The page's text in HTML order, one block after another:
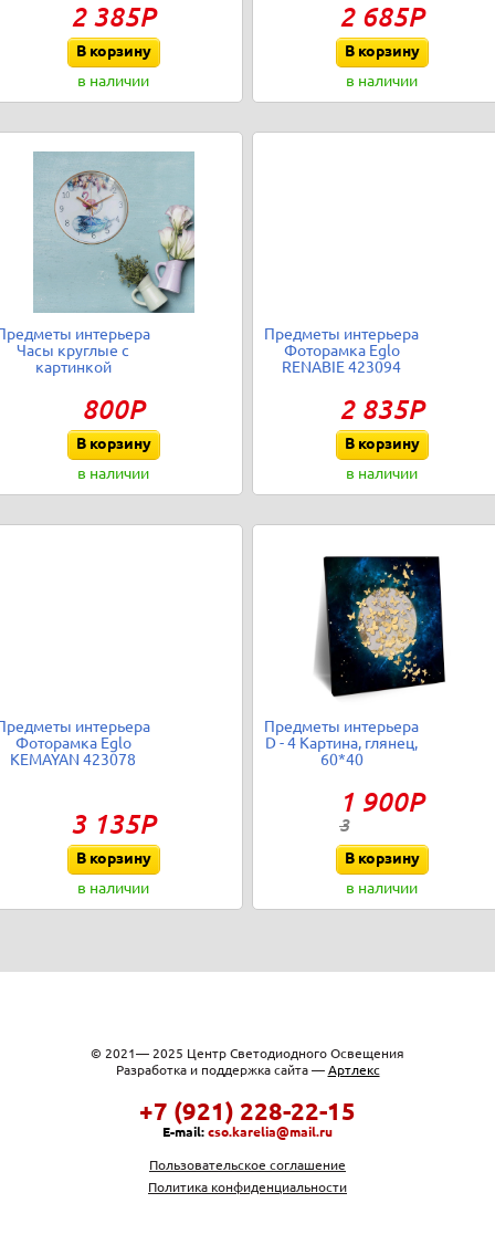
2 385Р
В корзину
в наличии
2 685Р
В корзину
в наличии
интерьера
Часы круглые с
картинкой
800Р
В корзину
в наличии
Предметы интерьера
Фоторамка Eglo
RENABIE 423094
2 835Р
В корзину
в наличии
интерьера
Фоторамка Eglo
KEMAYAN 423078
3 135Р
В корзину
в наличии
Предметы интерьера
D - 4 Картина, глянец,
60*40
1 900Р
3
В корзину
в наличии
© 2021— 2025 Центр Светодиодного Освещения
Разработка и поддержка сайта — Артлекс
+7 (921) 228-22-15
E-mail: cso.karelia@mail.ru
Пользовательское соглашение
Политика конфиденциальности